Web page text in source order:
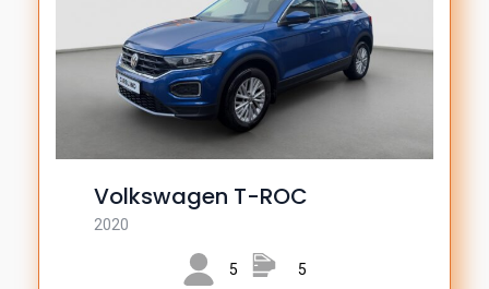
Volkswagen T-ROC
2020
5 5